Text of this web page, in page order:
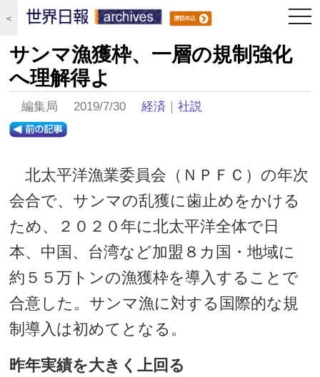
＜
サンマ漁獲枠、一層の規制強化
へ理解得よ
編集局 2019/7/30経済 ｜社説
北太平洋漁業委員会（ＮＰＦＣ）の年次
会合で、サンマの乱獲に歯止めをかける
ため、２０２０年に北太平洋全体で日
本、中国、台湾など加盟８カ国・地域に
約５５万トンの漁獲枠を導入することで
合意した。サンマ漁に対する国際的な規
制導入は初めてとなる。
昨年実績を大きく上回る